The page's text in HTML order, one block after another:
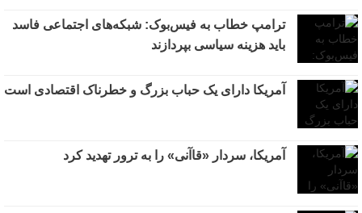
ترامپ خطاب به فیس‌بوک: شبکه‌های اجتماعی فاسد
باید هزینه سیاسی بپردازند
آمریکا دارای یک حباب بزرگ و خطرناک اقتصادی است
آمریکا، سردار «قاآنی» را به ترور تهدید کرد